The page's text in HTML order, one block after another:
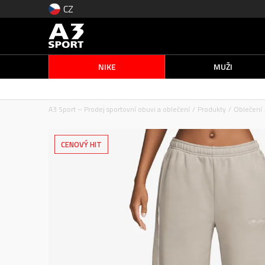
CZ
NIKE MUŽI
A3 Sport – Prodej sportovní obuvi a oblečení Produkty Oblečení
CENOVÝ HIT